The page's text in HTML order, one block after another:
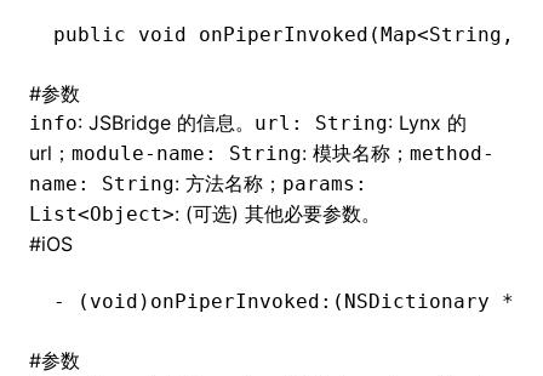
public void onPiperInvoked(Map<String ,
#参数
info: JSBridge 的信息。 url: String: Lynx 的
url； module-name: String: 模块名称； method-
name: String: 方法名称； params:
List<Object>: (可选) 其他必要参数。
#iOS
- ( void )onPiperInvoked:( NSDictionary *
#参数